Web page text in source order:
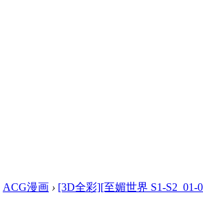
ACG漫画 › [3D全彩][至媚世界 S1-